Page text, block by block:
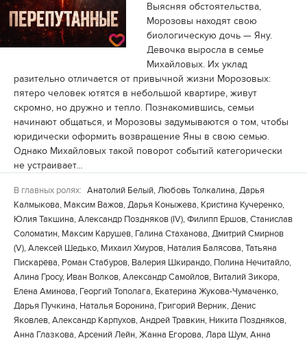
Выясняя обстоятельства,
Морозовы находят свою
биологическую дочь — Яну.
Девочка выросла в семье
Михайловых. Их уклад
разительно отличается от привычной жизни Морозовых:
пятеро человек ютятся в небольшой квартире, живут
скромно, но дружно и тепло. Познакомившись, семьи
начинают общаться, и Морозовы задумываются о том, чтобы
юридически оформить возвращение Яны в свою семью.
Однако Михайловых такой поворот событий категорически
не устраивает…
В главных ролях: Анатолий Белый, Любовь Толкалина, Дарья
Калмыкова, Максим Важов, Дарья Коныжева, Кристина Кучеренко,
Юлия Такшина, Александр Поздняков (IV), Филипп Ершов, Станислав
Соломатин, Максим Карушев, Галина Стаханова, Дмитрий Смирнов
(V), Алексей Шедько, Михаил Хмуров, Наталия Балясова, Татьяна
Пискарёва, Роман Стабуров, Валерия Шкирандо, Полина Нечитайло,
Алина Гросу, Иван Волков, Александр Самойлов, Виталий Зикора,
Елена Аминова, Георгий Тополага, Екатерина Жукова-Чумаченко,
Дарья Пучкина, Наталья Боронина, Григорий Верник, Денис
Яковлев, Александр Карпухов, Андрей Травкин, Никита Поздняков,
Анна Глазкова, Арсений Лейн, Жанна Егорова, Лара Шум, Анна